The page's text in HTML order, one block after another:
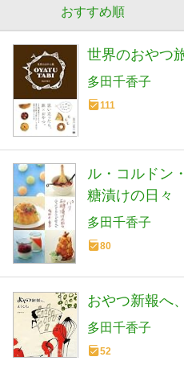
おすすめ順
世界のおやつ
多田千香子
111
ル・コルドン
糖漬けの日々
多田千香子
80
おやつ新報へ
多田千香子
52